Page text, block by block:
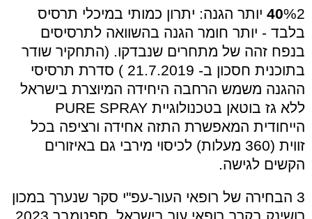
40%2 יותר הגנה: יתרון כמותי במיכלי תרסיס
בלבד - יותר חומר הגנה בהשוואה לתרסיסים
בנפח זהה של מתחרים שנבדקו. (התחקיר שודר
בתוכנית חסכון ב- 21.7.2019 )
סדרת תרסיסי
ההגנה משמש הרחבה היחידה המיוצרת בישראל
ללא גז בוטאן בטכנולוגיית PURE SPRAY
הייחודית המאפשרת התזה אחידה ורציפה בכל
זווית (360 מעלות) לכיסוי מירבי גם באיזורים
הקשים לגישה.
3 הבחירה של רופאי העור-עפ"י סקר שנערך במכון
רושינק בקרב רופאי עור בישראל, ספטמבר 2023